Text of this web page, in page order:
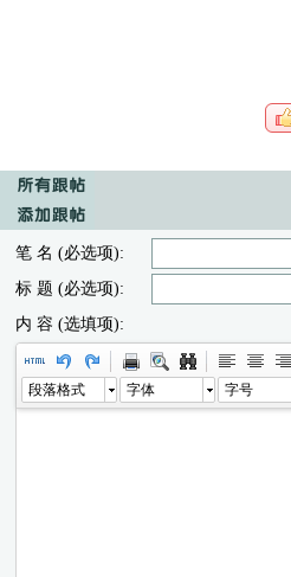
笔 名 (必选项):
标 题 (必选项):
内 容 (选填项):
段落格式 字体 字号